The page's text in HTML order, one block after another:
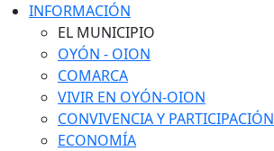
INFORMACIÓN
EL MUNICIPIO
OYÓN - OION
COMARCA
VIVIR EN OYÓN-OION
CONVIVENCIA Y PARTICIPACIÓN
ECONOMÍA